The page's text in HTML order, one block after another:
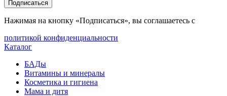
Подписаться
Нажимая на кнопку «Подписаться», вы соглашаетесь с
политикой конфиденциальности
Каталог
БАДы
Витамины и минералы
Косметика и гигиена
Мама и дитя